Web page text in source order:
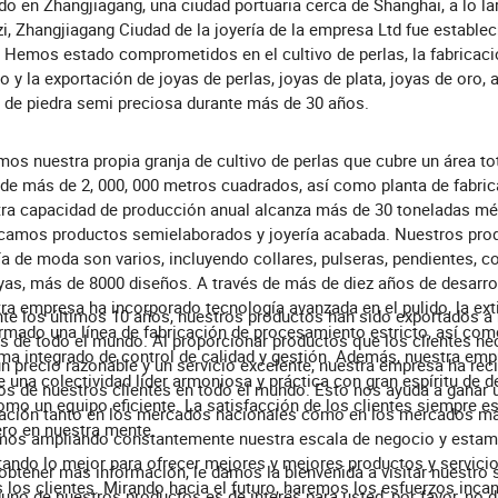
en Zhangjiagang, una ciudad portuaria cerca de Shanghai, a lo
Zhangjiagang Ciudad de la joyería de la empresa Ltd fue
Hemos estado comprometidos en el cultivo de perlas, la
y la exportación de joyas de perlas, joyas de plata, joyas de oro,
piedra semi preciosa durante más de 30 años.
nuestra propia granja de cultivo de perlas que cubre un área
más de 2, 000, 000 metros cuadrados, así como planta de
capacidad de producción anual alcanza más de 30 toneladas
productos semielaborados y joyería acabada. Nuestros
de moda son varios, incluyendo collares, pulseras, pendientes,
más de 8000 diseños. A través de más de diez años de
empresa ha incorporado tecnología avanzada en el pulido, la
una línea de fabricación de procesamiento estricto, así
integrado de control de calidad y gestión. Además, nuestra
una colectividad líder armoniosa y práctica con gran espíritu de
un equipo eficiente. La satisfacción de los clientes siempre
en nuestra mente.
los últimos 10 años, nuestros productos han sido exportados a
de todo el mundo. Al proporcionar productos que los clientes
precio razonable y un servicio excelente, nuestra empresa ha
de nuestros clientes en todo el mundo. Esto nos ayuda a ganar
tanto en los mercados nacionales como en los mercados
ampliando constantemente nuestra escala de negocio y
lo mejor para ofrecer mejores y mejores productos y
los clientes. Mirando hacia el futuro, haremos los esfuerzos
más información, le damos la bienvenida a visitar nuestro